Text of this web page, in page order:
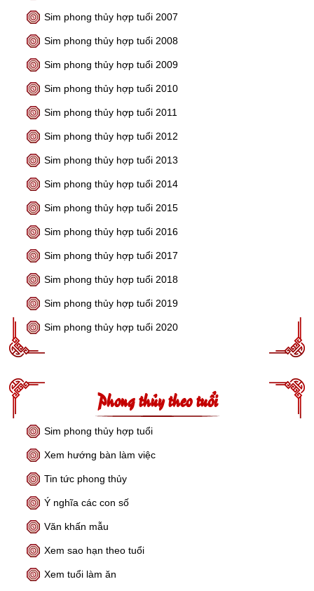
Sim phong thủy hợp tuổi 2007
Sim phong thủy hợp tuổi 2008
Sim phong thủy hợp tuổi 2009
Sim phong thủy hợp tuổi 2010
Sim phong thủy hợp tuổi 2011
Sim phong thủy hợp tuổi 2012
Sim phong thủy hợp tuổi 2013
Sim phong thủy hợp tuổi 2014
Sim phong thủy hợp tuổi 2015
Sim phong thủy hợp tuổi 2016
Sim phong thủy hợp tuổi 2017
Sim phong thủy hợp tuổi 2018
Sim phong thủy hợp tuổi 2019
Sim phong thủy hợp tuổi 2020
Phong thủy theo tuổi
Sim phong thủy hợp tuổi
Xem hướng bàn làm việc
Tin tức phong thủy
Ý nghĩa các con số
Văn khấn mẫu
Xem sao hạn theo tuổi
Xem tuổi làm ăn